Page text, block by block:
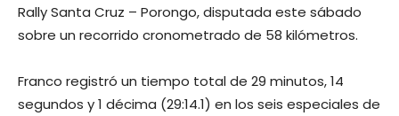
Rally Santa Cruz – Porongo, disputada este sábado
sobre un recorrido cronometrado de 58 kilómetros.
Franco registró un tiempo total de 29 minutos, 14
segundos y 1 décima (29:14.1) en los seis especiales de